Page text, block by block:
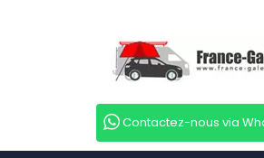
Contactez-nous via